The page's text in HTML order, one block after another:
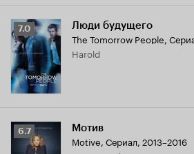
Рейтинг
Кинопоиска
7.0
7.0 Люди будущего
The Tomorrow People,
Harold
Рейтинг
Кинопоиска
6.7 Мотив
Motive, Сериал, 2013–2016